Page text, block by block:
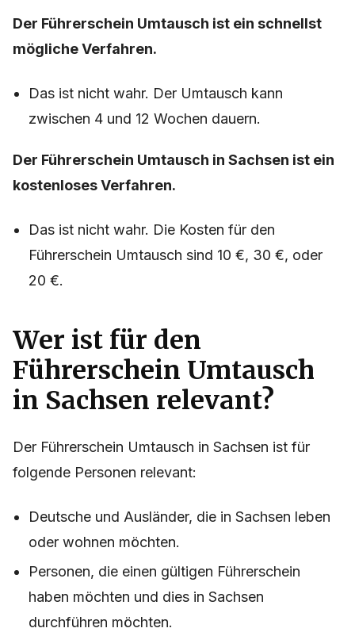
Der Führerschein Umtausch ist ein schnellst
mögliche Verfahren.
Das ist nicht wahr. Der Umtausch kann
zwischen 4 und 12 Wochen dauern.
Der Führerschein Umtausch in Sachsen ist ein
kostenloses Verfahren.
Das ist nicht wahr. Die Kosten für den
Führerschein Umtausch sind 10 €, 30 €, oder
20 €.
Wer ist für den
Führerschein Umtausch
in Sachsen relevant?
Der Führerschein Umtausch in Sachsen ist für
folgende Personen relevant:
Deutsche und Ausländer, die in Sachsen leben
oder wohnen möchten.
Personen, die einen gültigen Führerschein
haben möchten und dies in Sachsen
durchführen möchten.